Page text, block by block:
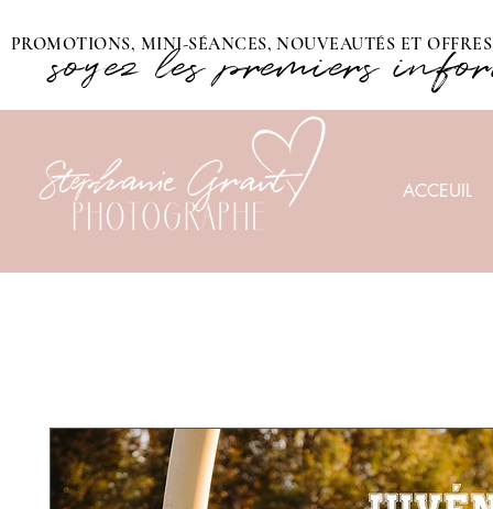
PROMOTIONS, MINI-SÉANCES, NOUVEAUTÉS ET
soyez les premiers
ACCEUIL